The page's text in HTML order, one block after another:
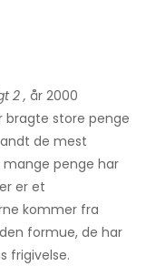
2 , år 2000
bragte store penge
de mest
penge har
er et
kommer fra
formue, de har
frigivelse.